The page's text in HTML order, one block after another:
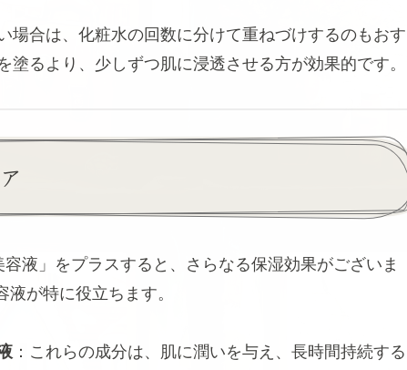
場合は、化粧水の回数に分けて重ねづけするのもおす
るより、少しずつ肌に浸透させる方が効果的です。
液」をプラスすると、さらなる保湿効果がございま
が特に役立ちます。
：これらの成分は、肌に潤いを与え、長時間持続する